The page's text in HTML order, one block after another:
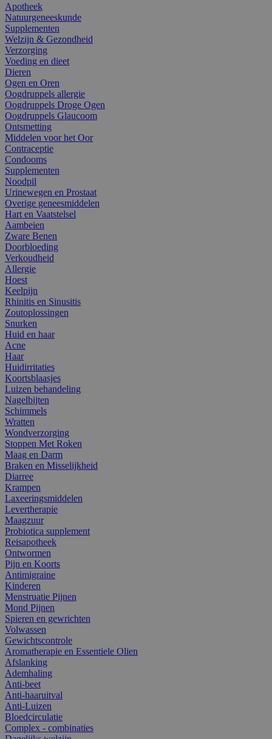
Apotheek
Natuurgeneeskunde
Supplementen
Welzijn & Gezondheid
Verzorging
Voeding en dieet
Dieren
Ogen en Oren
Oogdruppels allergie
Oogdruppels Droge Ogen
Oogdruppels Glaucoom
Ontsmetting
Middelen voor het Oor
Contraceptie
Condooms
Supplementen
Noodpil
Urinewegen en Prostaat
Overige geneesmiddelen
Hart en Vaatstelsel
Aambeien
Zware Benen
Doorbloeding
Verkoudheid
Allergie
Hoest
Keelpijn
Rhinitis en Sinusitis
Zoutoplossingen
Snurken
Huid en haar
Acne
Haar
Huidirritaties
Koortsblaasjes
Luizen behandeling
Nagelbijten
Schimmels
Wratten
Wondverzorging
Stoppen Met Roken
Maag en Darm
Braken en Misselijkheid
Diarree
Krampen
Laxeeringsmiddelen
Levertherapie
Maagzuur
Probiotica supplement
Reisapotheek
Ontwormen
Pijn en Koorts
Antimigraine
Kinderen
Menstruatie Pijnen
Mond Pijnen
Spieren en gewrichten
Volwassen
Gewichtscontrole
Aromatherapie en Essentiele Olien
Afslanking
Ademhaling
Anti-beet
Anti-haaruitval
Anti-Luizen
Bloedcirculatie
Complex - combinaties